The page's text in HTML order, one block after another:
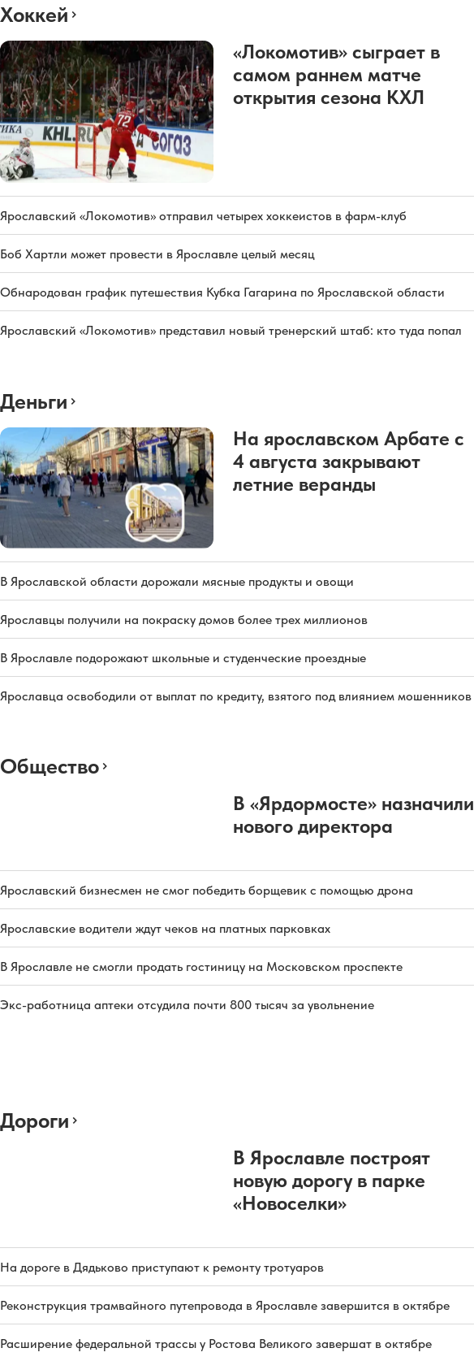
Хоккей
«Локомотив» сыграет в
самом раннем матче
открытия сезона КХЛ
Ярославский «Локомотив» отправил четырех хоккеистов в фарм-клуб
Боб Хартли может провести в Ярославле целый месяц
Обнародован график путешествия Кубка Гагарина по Ярославской области
Ярославский «Локомотив» представил новый тренерский штаб: кто туда попал
Деньги
На ярославском Арбате с
4 августа закрывают
летние веранды
В Ярославской области дорожали мясные продукты и овощи
Ярославцы получили на покраску домов более трех миллионов
В Ярославле подорожают школьные и студенческие проездные
Ярославца освободили от выплат по кредиту, взятого под влиянием мошенников
Общество
В «Ярдормосте» назначили
нового директора
Ярославский бизнесмен не смог победить борщевик с помощью дрона
Ярославские водители ждут чеков на платных парковках
В Ярославле не смогли продать гостиницу на Московском проспекте
Экс-работница аптеки отсудила почти 800 тысяч за увольнение
Дороги
В Ярославле построят
новую дорогу в парке
«Новоселки»
На дороге в Дядьково приступают к ремонту тротуаров
Реконструкция трамвайного путепровода в Ярославле завершится в октябре
Расширение федеральной трассы у Ростова Великого завершат в октябре